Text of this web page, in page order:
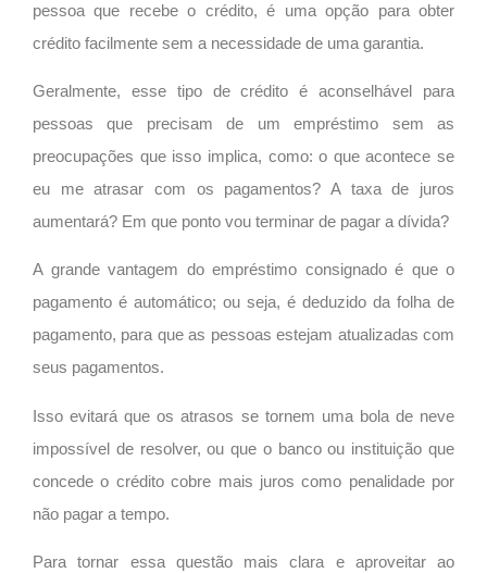
pessoa que recebe o crédito, é uma opção para obter
crédito facilmente sem a necessidade de uma garantia.
Geralmente, esse tipo de crédito é aconselhável para
pessoas que precisam de um empréstimo sem as
preocupações que isso implica, como: o que acontece se
eu me atrasar com os pagamentos? A taxa de juros
aumentará? Em que ponto vou terminar de pagar a dívida?
A grande vantagem do empréstimo consignado é que o
pagamento é automático; ou seja, é deduzido da folha de
pagamento, para que as pessoas estejam atualizadas com
seus pagamentos.
Isso evitará que os atrasos se tornem uma bola de neve
impossível de resolver, ou que o banco ou instituição que
concede o crédito cobre mais juros como penalidade por
não pagar a tempo.
Para tornar essa questão mais clara e aproveitar ao